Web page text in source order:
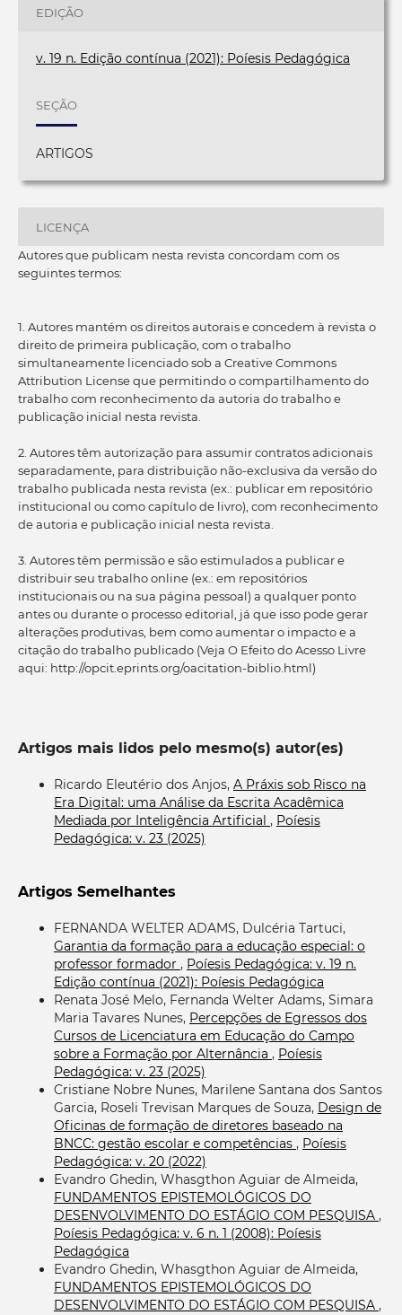
EDIÇÃO
v. 19 n. Edição contínua (2021): Poíesis Pedagógica
SEÇÃO
ARTIGOS
LICENÇA
Autores que publicam nesta revista concordam com os
seguintes termos:
1. Autores mantém os direitos autorais e concedem à revista o
direito de primeira publicação, com o trabalho
simultaneamente licenciado sob a Creative Commons
Attribution License que permitindo o compartilhamento do
trabalho com reconhecimento da autoria do trabalho e
publicação inicial nesta revista.
2. Autores têm autorização para assumir contratos adicionais
separadamente, para distribuição não-exclusiva da versão do
trabalho publicada nesta revista (ex.: publicar em repositório
institucional ou como capítulo de livro), com reconhecimento
de autoria e publicação inicial nesta revista.
3. Autores têm permissão e são estimulados a publicar e
distribuir seu trabalho online (ex.: em repositórios
institucionais ou na sua página pessoal) a qualquer ponto
antes ou durante o processo editorial, já que isso pode gerar
alterações produtivas, bem como aumentar o impacto e a
citação do trabalho publicado (Veja O Efeito do Acesso Livre
aqui: http://opcit.eprints.org/oacitation-biblio.html)
Artigos mais lidos pelo mesmo(s) autor(es)
Ricardo Eleutério dos Anjos, A Práxis sob Risco na
Era Digital: uma Análise da Escrita Acadêmica
Mediada por Inteligência Artificial , Poíesis
Pedagógica: v. 23 (2025)
Artigos Semelhantes
FERNANDA WELTER ADAMS, Dulcéria Tartuci,
Garantia da formação para a educação especial: o
professor formador , Poíesis Pedagógica: v. 19 n.
Edição contínua (2021): Poíesis Pedagógica
Renata José Melo, Fernanda Welter Adams, Simara
Maria Tavares Nunes, Percepções de Egressos dos
Cursos de Licenciatura em Educação do Campo
sobre a Formação por Alternância , Poíesis
Pedagógica: v. 23 (2025)
Cristiane Nobre Nunes, Marilene Santana dos Santos
Garcia, Roseli Trevisan Marques de Souza, Design de
Oficinas de formação de diretores baseado na
BNCC: gestão escolar e competências , Poíesis
Pedagógica: v. 20 (2022)
Evandro Ghedin, Whasgthon Aguiar de Almeida,
FUNDAMENTOS EPISTEMOLÓGICOS DO
DESENVOLVIMENTO DO ESTÁGIO COM PESQUISA ,
Poíesis Pedagógica: v. 6 n. 1 (2008): Poíesis
Pedagógica
Evandro Ghedin, Whasgthon Aguiar de Almeida,
FUNDAMENTOS EPISTEMOLÓGICOS DO
DESENVOLVIMENTO DO ESTÁGIO COM PESQUISA ,